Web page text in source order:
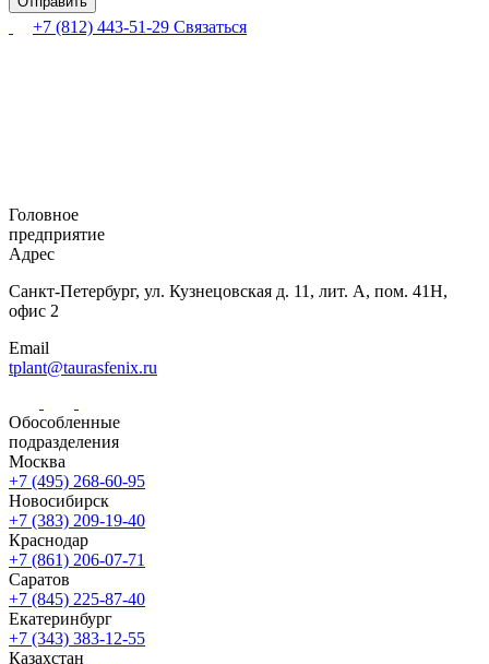
+7 (812) 443-51-29 Связаться
Головное
предприятие
Адрес
Санкт-Петербург, ул. Кузнецовская д. 11, лит. А, пом. 41Н,
офис 2
Email
tplant@taurasfenix.ru
Обособленные
подразделения
Москва
+7 (495) 268-60-95
Новосибирск
+7 (383) 209-19-40
Краснодар
+7 (861) 206-07-71
Саратов
+7 (845) 225-87-40
Екатеринбург
+7 (343) 383-12-55
Казахстан